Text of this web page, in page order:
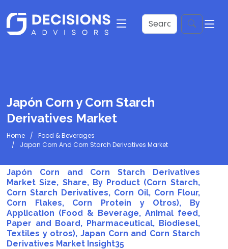
Japón Corn y Corn Starch
Derivatives Market
Home
Food & Beverages
Japan Corn And Corn Starch Derivatives Market
Japón Corn and Corn Starch Derivatives
Market Size, Share, By Product (Corn Starch,
Corn Starch Derivatives, Corn Oil, Corn Flour,
Corn Flakes, Corn Protein y Otros), By
Application (Food & Beverage, Animal feed,
Paper and Board, Pharmaceutical, Biodiesel,
Textiles y otros), Japan Corn and Corn Starch
Derivatives Market Insight35